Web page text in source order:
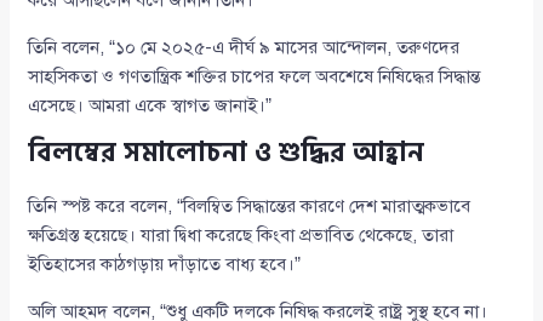
তিনি বলেন, “১০ মে ২০২৫-এ দীর্ঘ ৯ মাসের আন্দোলন, তরুণদের
সাহসিকতা ও গণতান্ত্রিক শক্তির চাপের ফলে অবশেষে নিষিদ্ধের সিদ্ধান্ত
এসেছে। আমরা একে স্বাগত জানাই।”
বিলম্বের সমালোচনা ও শুদ্ধির আহ্বান
তিনি স্পষ্ট করে বলেন, “বিলম্বিত সিদ্ধান্তের কারণে দেশ মারাত্মকভাবে
ক্ষতিগ্রস্ত হয়েছে। যারা দ্বিধা করেছে কিংবা প্রভাবিত থেকেছে, তারা
ইতিহাসের কাঠগড়ায় দাঁড়াতে বাধ্য হবে।”
অলি আহমদ বলেন, “শুধু একটি দলকে নিষিদ্ধ করলেই রাষ্ট্র সুস্থ হবে না।